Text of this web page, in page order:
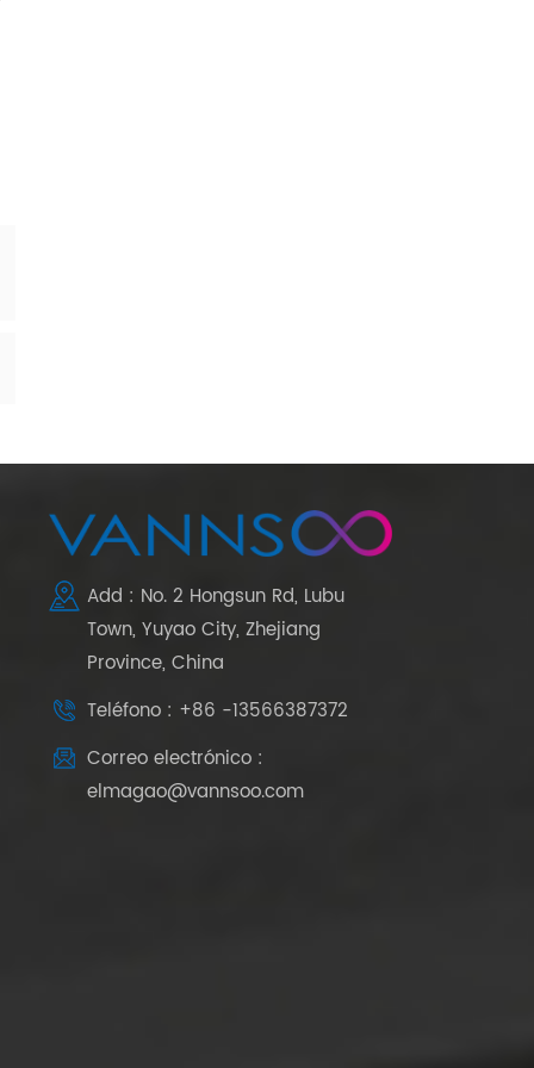
Add : No. 2 Hongsun Rd, Lubu
Town, Yuyao City, Zhejiang
Province, China
Teléfono : +86 -13566387372
Correo electrónico :
elmagao@vannsoo.com